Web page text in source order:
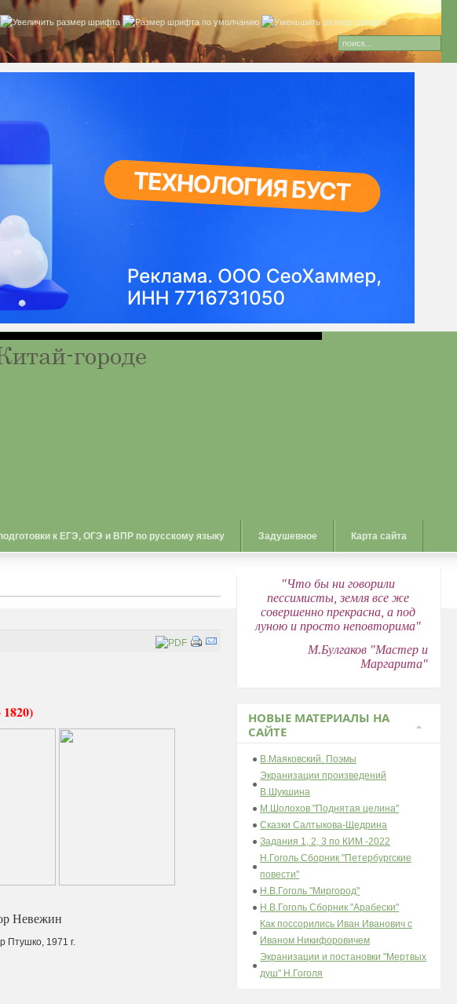
к ЕГЭ, ОГЭ и ВПР по русскому языку Задушевное Карта сайта
Невежин
Птушко, 1971 г.
"Что бы ни говорили
пессимисты, земля все же
совершенно прекрасна, а под
луною и просто неповторима"
М.Булгаков "Мастер и
Маргарита"
НОВЫЕ МАТЕРИАЛЫ НА
САЙТЕ
В.Маяковский. Поэмы
Экранизации произведений
В.Шукшина
М.Шолохов "Поднятая целина"
Сказки Салтыкова-Щедрина
Задания 1, 2, 3 по КИМ -2022
Н.Гоголь Сборник "Петербургские
повести"
Н.В.Гоголь "Миргород"
Н.В.Гоголь Сборник "Арабески"
Как поссорились Иван Иванович с
Иваном Никифоровичем
Экранизации и постановки "Мертвых
душ" Н.Гоголя